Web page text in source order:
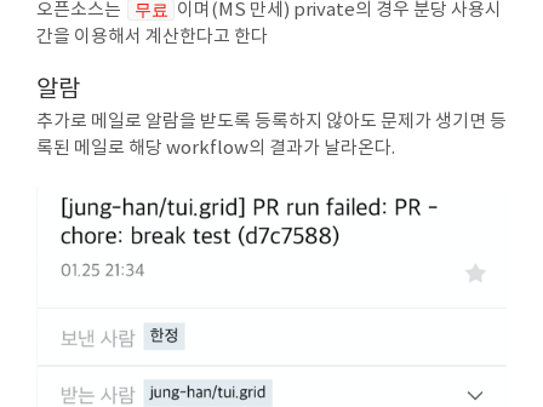
오픈소스는 무료
이며(MS 만세) private의 경우 분당 사용시
간을 이용해서 계산한다고 한다
알람
추가로 메일로 알람을 받도록 등록하지 않아도 문제가 생기면 등
록된 메일로 해당 workflow의 결과가 날라온다.